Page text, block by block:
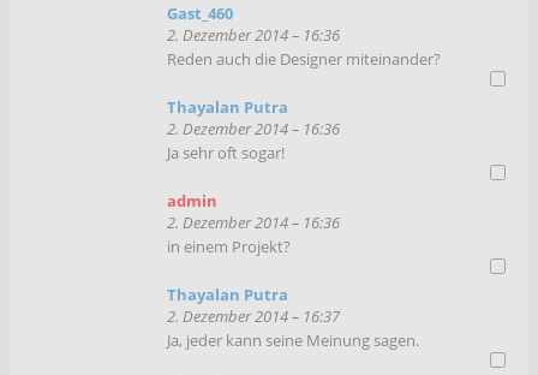
Gast_460
2. Dezember 2014 – 16:36
Reden auch die Designer miteinander?
Thayalan Putra
2. Dezember 2014 – 16:36
Ja sehr oft sogar!
admin
2. Dezember 2014 – 16:36
in einem Projekt?
Thayalan Putra
2. Dezember 2014 – 16:37
Ja, jeder kann seine Meinung sagen.